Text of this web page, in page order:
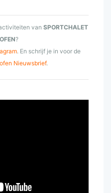
van SPORTCHALET
?
. En schrijf je in voor de
Nieuwsbrief.